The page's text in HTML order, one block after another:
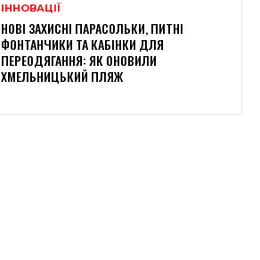
ІННОВАЦІЇ
НОВІ ЗАХИСНІ ПАРАСОЛЬКИ, ПИТНІ
ФОНТАНЧИКИ ТА КАБІНКИ ДЛЯ
ПЕРЕОДЯГАННЯ: ЯК ОНОВИЛИ
ХМЕЛЬНИЦЬКИЙ ПЛЯЖ